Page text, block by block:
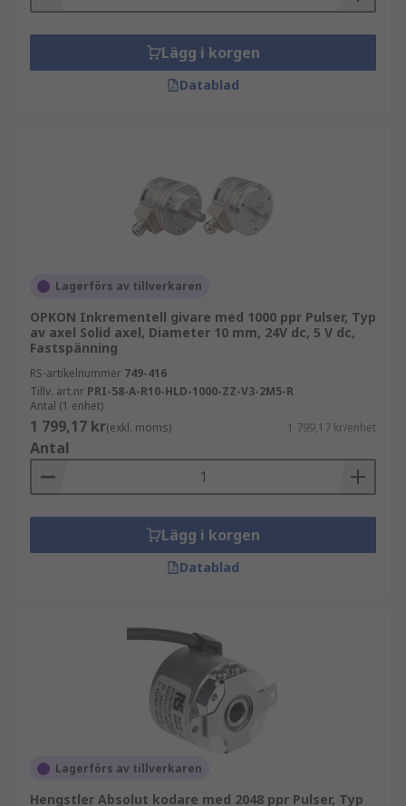
Lägg i korgen
Datablad
Lagerförs av tillverkaren
OPKON Inkrementell givare med 1000 ppr Pulser, Typ
av axel Solid axel, Diameter 10 mm, 24V dc, 5 V dc,
Fastspänning
RS-artikelnummer 749-416
Tillv. art.nr PRI-58-A-R10-HLD-1000-ZZ-V3-2M5-R
Antal (1 enhet)
1 799,17 kr(exkl. moms) 1 799,17 kr/enhet
Antal
Lägg i korgen
Datablad
Lagerförs av tillverkaren
Hengstler Absolut kodare med 2048 ppr Pulser, Typ